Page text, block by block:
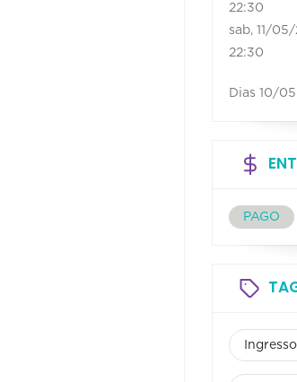
22:30
sab, 11/
22:30
Dias 10/05
PAGO